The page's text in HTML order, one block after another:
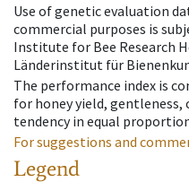
Use of genetic evaluation
commercial purposes is
Institute for Bee Research
Länderinstitut für
The performance index is
for honey yield, gentleness,
tendency in equal
For suggestions and
Legend